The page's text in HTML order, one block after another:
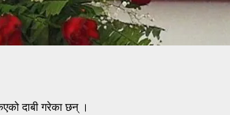
दाबी गरेका छन् ।